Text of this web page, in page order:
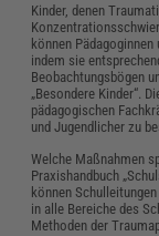
Kinder, denen
können
indem sie
Beobachtungsbögen
„Besondere Kinder“.
pädagogischen
und Jugendlicher zu
Welche Maßnahmen
Praxishandbuch
können
in alle Bereiche des
Methoden der